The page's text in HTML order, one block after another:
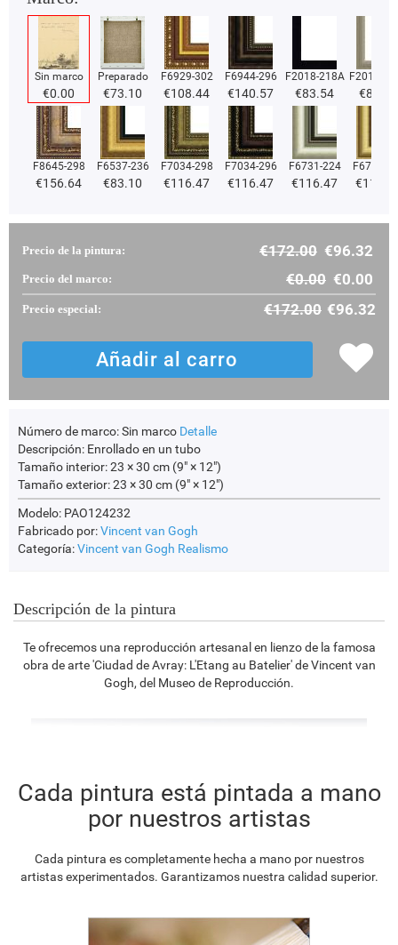
Sin marco
€0.00
Preparado
€73.10
F6929-302
€108.44
F6944-296
€140.57
F2018-218A
€83.54
F2018-
€83.54
F8645-298
€156.64
F6537-236
€83.10
F7034-298
€116.47
F7034-296
€116.47
F6731-224
€116.47
F6731-
€
Precio de la pintura: €172.00 €96.32
Precio del marco: €0.00 €0.00
Precio especial: €172.00 €96.32
Número de marco:Sin marco Detalle
Descripción: Enrollado en un tubo
Tamaño interior:23 × 30 cm (9" × 12")
Tamaño exterior:23 × 30 cm (9" × 12")
Modelo: PAO124232
Fabricado por:Vincent van Gogh
Categoría:Vincent van Gogh Realismo
Descripción de la pintura
Te ofrecemos una reproducción artesanal en lienzo de la famosa
obra de arte 'Ciudad de Avray: L'Etang au Batelier' de Vincent van
Gogh, del Museo de Reproducción.
Cada pintura está pintada a mano
por nuestros artistas
Cada pintura es completamente hecha a mano por nuestros
artistas experimentados. Garantizamos nuestra calidad superior.